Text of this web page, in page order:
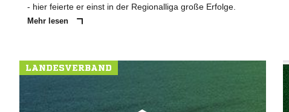
- hier feierte er einst in der Regionalliga große Erfolge.
Mehr lesen
LANDESVERBAND